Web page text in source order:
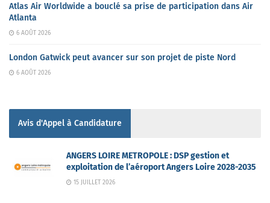
Atlas Air Worldwide a bouclé sa prise de participation dans Air
Atlanta
6 AOÛT 2026
London Gatwick peut avancer sur son projet de piste Nord
6 AOÛT 2026
Avis d'Appel à Candidature
ANGERS LOIRE METROPOLE : DSP gestion et
exploitation de l’aéroport Angers Loire 2028-2035
15 JUILLET 2026